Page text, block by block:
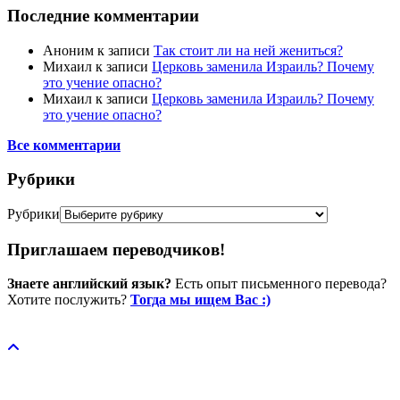
Последние комментарии
Аноним к записи Так стоит ли на ней жениться?
Михаил к записи Церковь заменила Израиль? Почему
это учение опасно?
Михаил к записи Церковь заменила Израиль? Почему
это учение опасно?
Все комментарии
Рубрики
Рубрики
Приглашаем переводчиков!
Знаете английский язык? Есть опыт письменного перевода?
Хотите послужить? Тогда мы ищем Вас :)